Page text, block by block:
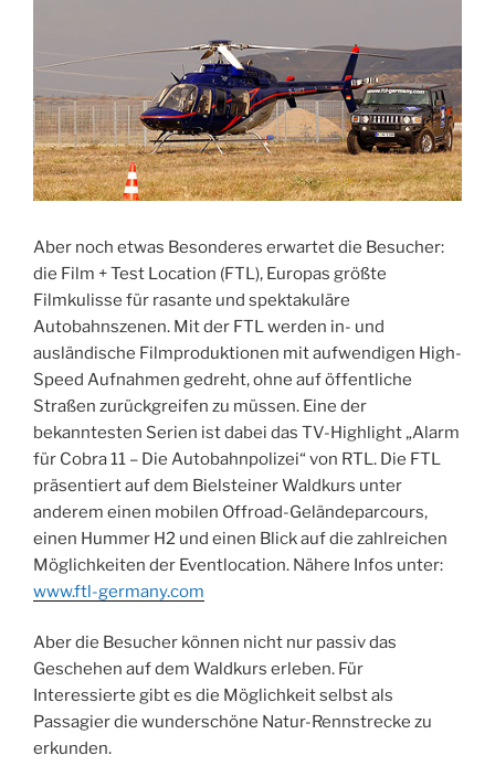
Aber noch etwas Besonderes erwartet die Besucher:
die Film + Test Location (FTL), Europas größte
Filmkulisse für rasante und spektakuläre
Autobahnszenen. Mit der FTL werden in- und
ausländische Filmproduktionen mit aufwendigen High-
Speed Aufnahmen gedreht, ohne auf öffentliche
Straßen zurückgreifen zu müssen. Eine der
bekanntesten Serien ist dabei das TV-Highlight „Alarm
für Cobra 11 – Die Autobahnpolizei“ von RTL. Die FTL
präsentiert auf dem Bielsteiner Waldkurs unter
anderem einen mobilen Offroad-Geländeparcours,
einen Hummer H2 und einen Blick auf die zahlreichen
Möglichkeiten der Eventlocation. Nähere Infos unter:
www.ftl-germany.com
Aber die Besucher können nicht nur passiv das
Geschehen auf dem Waldkurs erleben. Für
Interessierte gibt es die Möglichkeit selbst als
Passagier die wunderschöne Natur-Rennstrecke zu
erkunden.